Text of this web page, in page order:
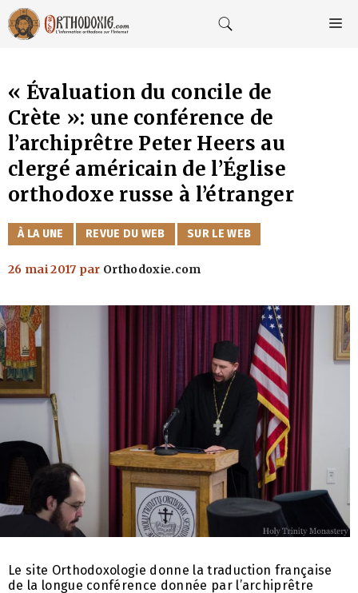
Aller
au
contenu
« Évaluation du concile de
Crète »: une conférence de
l’archiprêtre Peter Heers au
clergé américain de l’Église
orthodoxe russe à l’étranger
CATÉGORIES
À LA UNE REVUE DU WEB SUR LE WEB
26 mai 2017 par Orthodoxie.com
Le site Orthodoxologie donne la traduction française
de la longue conférence donnée par l’archiprêtre